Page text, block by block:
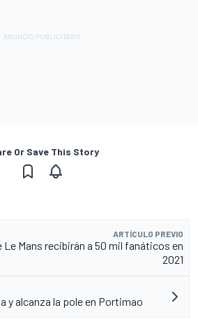
Or Save This Story
ARTÍCULO PREVIO
Le Mans recibirán a 50 mil fanáticos en
2021
y alcanza la pole en Portimao